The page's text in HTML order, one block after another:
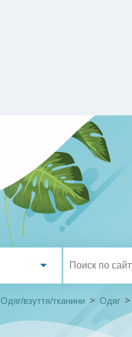
Одяг/взуття/тканини > Одяг >